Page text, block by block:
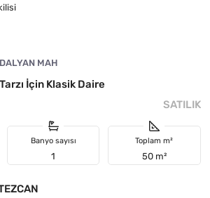
DALYAN MAH
İçin Klasik Daire
SATILIK
Banyo sayısı
1
Toplam m²
50 m²